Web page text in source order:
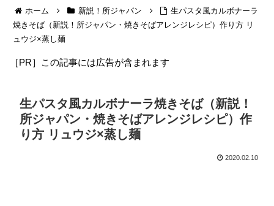
ホーム 新説！所ジャパン
生パスタ風カルボナーラ
焼きそば（新説！所ジャパン・焼きそばアレンジレシピ）作り方 リ
ュウジ×蒸し麺
［PR］この記事には広告が含まれます
生パスタ風カルボナーラ焼きそば（新説！
所ジャパン・焼きそばアレンジレシピ）作
り方 リュウジ×蒸し麺
2020.02.10